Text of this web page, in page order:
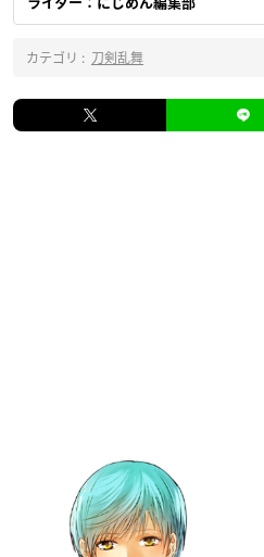
カテゴリ : 刀剣乱舞